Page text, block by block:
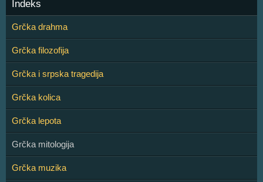
Indeks
Grčka drahma
Grčka filozofija
Grčka i srpska tragedija
Grčka kolica
Grčka lepota
Grčka mitologija
Grčka muzika